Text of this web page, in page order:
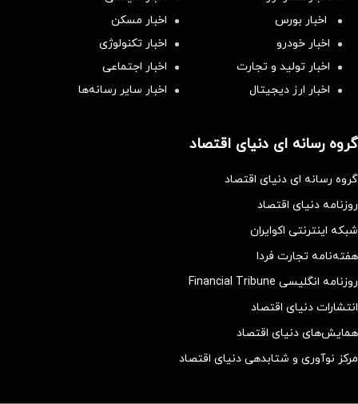
اخبار بورس
اخبار مسکن
اخبار خودرو
اخبار تکنولوژی
اخبار تولید و تجارت
اخبار اجتماعی
اخبار ارز دیجیتال
اخبار سایر رسانه‌‌ها
گروه رسانه ای دنیای اقتصاد
گروه رسانه ای دنیای اقتصاد
روزنامه دنیای اقتصاد
شبکه اینترنتی اکوایران
هفته‌نامه تجارت فردا
روزنامه انگلیسی Financial Tribune
انتشارات دنیای اقتصاد
همایش‌های دنیای اقتصاد
مرکز نوآوری و شتابدهی دنیای اقتصاد